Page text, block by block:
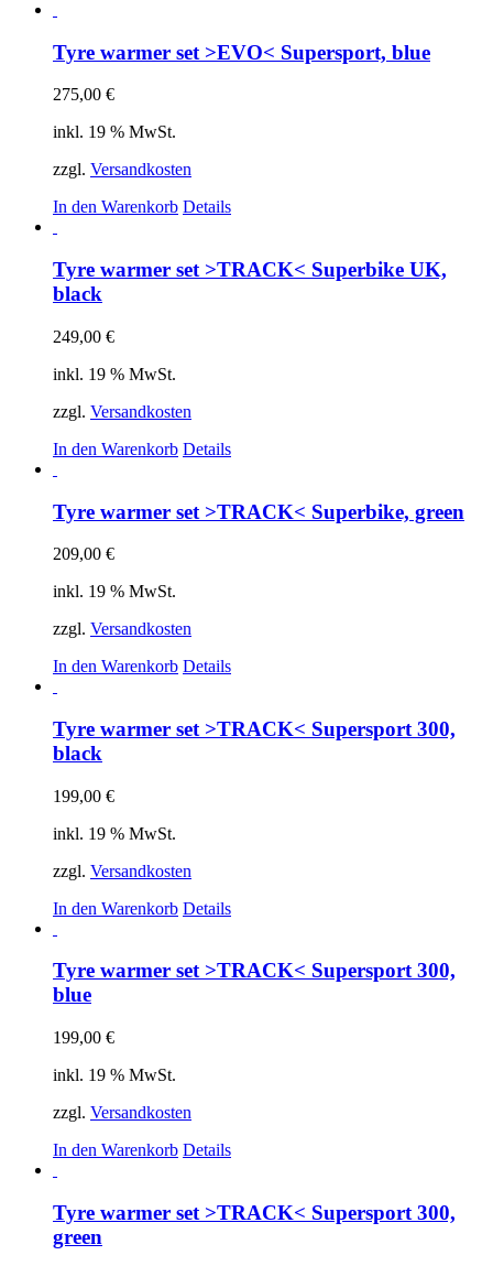
Tyre warmer set >EVO< Supersport, blue
275,00 €
inkl. 19 % MwSt.
zzgl. Versandkosten
In den Warenkorb Details
Tyre warmer set >TRACK< Superbike UK,
black
249,00 €
inkl. 19 % MwSt.
zzgl. Versandkosten
In den Warenkorb Details
Tyre warmer set >TRACK< Superbike, green
209,00 €
inkl. 19 % MwSt.
zzgl. Versandkosten
In den Warenkorb Details
Tyre warmer set >TRACK< Supersport 300,
black
199,00 €
inkl. 19 % MwSt.
zzgl. Versandkosten
In den Warenkorb Details
Tyre warmer set >TRACK< Supersport 300,
blue
199,00 €
inkl. 19 % MwSt.
zzgl. Versandkosten
In den Warenkorb Details
Tyre warmer set >TRACK< Supersport 300,
green